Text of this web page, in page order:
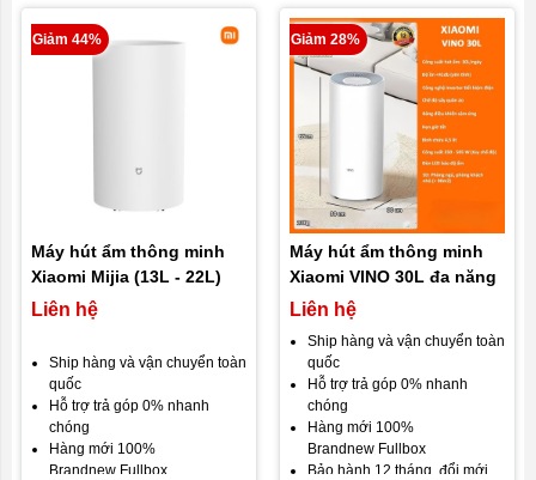
hành 18 tháng
Cam kết hài lòng khách hàng.
Giảm 44%
Máy hút ẩm thông minh
Xiaomi Mijia (13L - 22L)
Liên hệ
Ship hàng và vận chuyển toàn
quốc
Hỗ trợ trả góp 0% nhanh
chóng
Hàng mới 100%
Brandnew Fullbox
Giảm 28%
Máy hút ẩm thông minh
Xiaomi VINO 30L đa năng
Liên hệ
Ship hàng và vận chuyển toàn
quốc
Hỗ trợ trả góp 0% nhanh
chóng
Hàng mới 100%
Brandnew Fullbox
Bảo hành 12 tháng, đổi mới